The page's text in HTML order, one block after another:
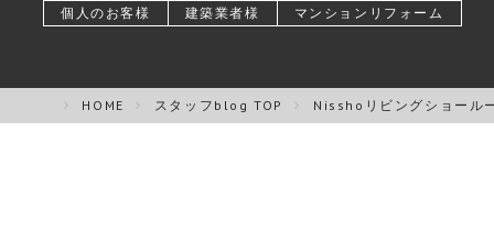
個人のお客様 建築業者様 マンションリフォーム
HOME スタッフblog TOP Nisshoリビングショール